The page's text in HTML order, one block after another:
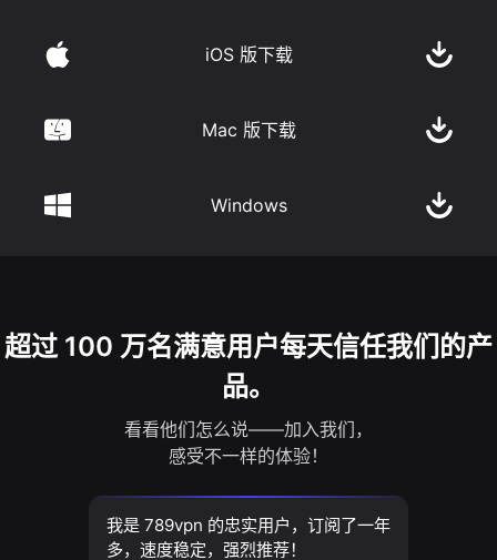
iOS 版下载
Mac 版下载
Windows
超过 100 万名满意用户每天信任我们的产
品。
看看他们怎么说——加入我们，
感受不一样的体验！
我是 789vpn 的忠实用户，订阅了一年
多，速度稳定，强烈推荐！